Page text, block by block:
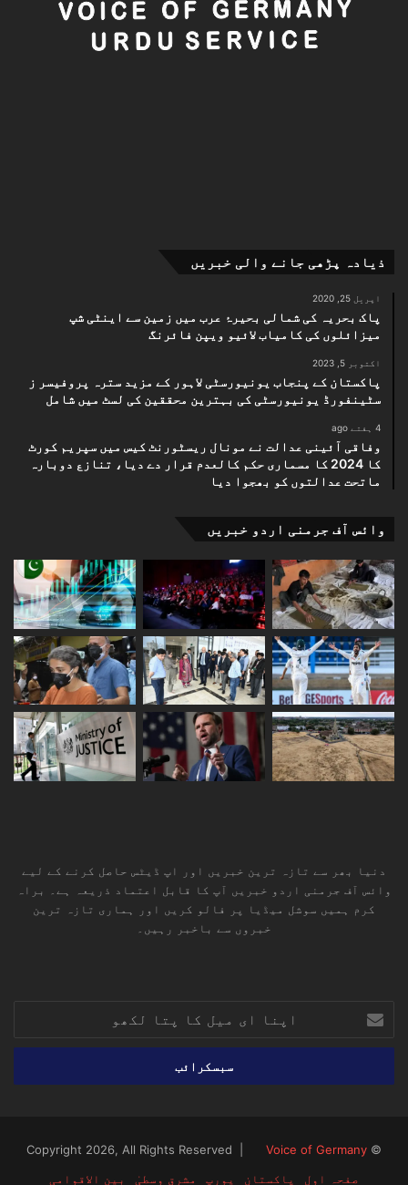
ذیادہ پڑھی جانے والی خبریں
اپریل 25, 2020
پاک بحریہ کی شمالی بحیرۂ عرب میں زمین سے اینٹی شپ
میزائلوں کی کامیاب لائیو ویپن فائرنگ
اکتوبر 5, 2023
پاکستان کے پنجاب یونیورسٹی لاہور کے مزید سترہ پروفیسر ز
سٹینفورڈ یونیورسٹی کی بہترین محققین کی لسٹ میں شامل
4 ہفتے ago
وفاقی آئینی عدالت نے مونال ریسٹورنٹ کیس میں سپریم کورٹ
کا 2024 کا مسماری حکم کالعدم قرار دے دیا، تنازع دوبارہ
ماتحت عدالتوں کو بھجوا دیا
وائس آف جرمنی اردو خبریں
دنیا بھر سے تازہ ترین خبریں اور اپ ڈیٹس حاصل کرنے کے لیے
وائس آف جرمنی اردو خبریں آپ کا قابل اعتماد ذریعہ ہے۔ براہ
کرم ہمیں سوشل میڈیا پر فالو کریں اور ہماری تازہ ترین
خبروں سے باخبر رہیں۔
ای
میل
پتا
© Copyright 2026, All Rights Reserved |
Voice of Germany
صفحہ اول
پاکستان یورپ مشرق وسطیٰ بین الاقوامی